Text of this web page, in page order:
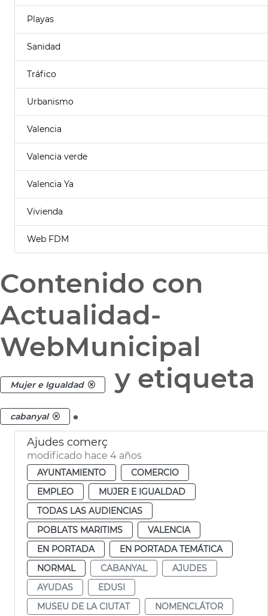
Playas
Sanidad
Tráfico
Urbanismo
Valencia
Valencia verde
Valencia Ya
Vivienda
Web FDM
Contenido con
Actualidad-
WebMunicipal
Mujer e Igualdad y etiqueta
cabanyal .
Ajudes comerç
modificado hace 4 años
AYUNTAMIENTO
COMERCIO
EMPLEO
MUJER E IGUALDAD
TODAS LAS AUDIENCIAS
POBLATS MARITIMS
VALENCIA
EN PORTADA
EN PORTADA TEMÁTICA
NORMAL
CABANYAL
AJUDES
AYUDAS
EDUSI
MUSEU DE LA CIUTAT
NOMENCLÁTOR